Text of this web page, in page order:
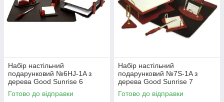
Набір настільний
подарунковий №6HJ-1A з
дерева Good Sunrise 6
предметів (колір червоного
дерева)
Готово до відправки
Набір настільний
подарунковий №7S-1A з
дерева Good Sunrise 7
предметів (колір вільхи)
Готово до відправки